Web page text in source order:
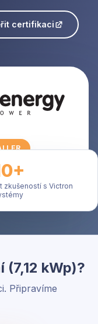
certifikaci
zkušeností s Victron
kWp)?
Připravíme